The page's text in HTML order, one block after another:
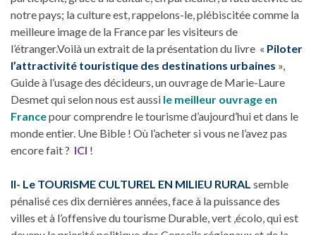
notre pays; la culture est, rappelons-le, plébiscitée comme la
meilleure image de la France par les visiteurs de
l’étranger.Voilà un extrait de la présentation du livre « Piloter
l’attractivité touristique des destinations urbaines »,
Guide à l’usage des décideurs, un ouvrage de Marie-Laure
Desmet qui selon nous est aussi le meilleur ouvrage en
Francepour comprendre le tourisme d’aujourd’hui et dans le
monde entier. Une Bible ! Où l’acheter si vous ne l’avez pas
encore fait ? ICI !
II- Le TOURISME CULTUREL EN MILIEU RURAL semble
pénalisé ces dix dernières années, face à la puissance des
villes et à l’offensive du tourisme Durable, vert ,écolo, qui est